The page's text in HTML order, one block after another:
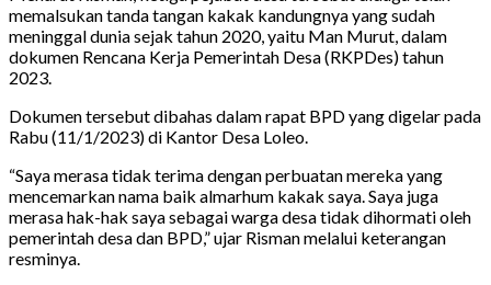
memalsukan tanda tangan kakak kandungnya yang sudah
meninggal dunia sejak tahun 2020, yaitu Man Murut, dalam
dokumen Rencana Kerja Pemerintah Desa (RKPDes) tahun
2023.
Dokumen tersebut dibahas dalam rapat BPD yang digelar pada
Rabu (11/1/2023) di Kantor Desa Loleo.
“Saya merasa tidak terima dengan perbuatan mereka yang
mencemarkan nama baik almarhum kakak saya. Saya juga
merasa hak-hak saya sebagai warga desa tidak dihormati oleh
pemerintah desa dan BPD,” ujar Risman melalui keterangan
resminya.